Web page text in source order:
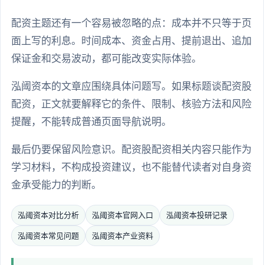
配资主题还有一个容易被忽略的点：成本并不只等于页
面上写的利息。时间成本、资金占用、提前退出、追加
保证金和交易波动，都可能改变实际体验。
泓阈资本的文章应围绕具体问题写。如果标题谈配资股
配资，正文就要解释它的条件、限制、核验方法和风险
提醒，不能转成普通页面导航说明。
最后仍要保留风险意识。配资股配资相关内容只能作为
学习材料，不构成投资建议，也不能替代读者对自身资
金承受能力的判断。
泓阈资本对比分析 泓阈资本官网入口 泓阈资本投研记录
泓阈资本常见问题 泓阈资本产业资料